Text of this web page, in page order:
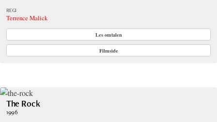
REGI
Terrence Malick
Les omtalen
Filmside
The Rock
1996